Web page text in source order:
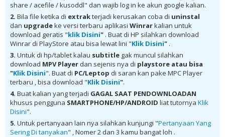
Batch Subtitle Indonesia anibatch, Sengoku Youko Batch Subtitle
Indonesia animeindo, Sengoku Youko Batch Subtitle Indonesia
samehadaku , donwload anime Sengoku Youko Batch Subtitle
Indonesia batch , donwload Sengoku Youko Batch Subtitle Indonesia
sub indo, download Sengoku Youko Batch Subtitle Indonesia batch
google drive, download Sengoku Youko Batch Subtitle Indonesia
batch Mega , donwload Sengoku Youko Batch Subtitle Indonesia MKV
480P , donwload Sengoku Youko Batch Subtitle Indonesia MKV 720P ,
donwload Sengoku Youko Batch Subtitle Indonesia , donwload
Sengoku Youko Batch Subtitle Indonesia anime batch, donwload
Sengoku Youko Batch Subtitle Indonesia sub indo, donwload Sengoku
Youko Batch Subtitle Indonesia , donwload Sengoku Youko Batch
Subtitle Indonesia batch sub indo , download anime Sengoku Youko
Batch Subtitle Indonesia , anime Sengoku Youko Batch Subtitle
Indonesia , download anime mp4 , mkv , 3gp sub indo , download
anime sub indo , download anime sub indo Sengoku Youko Batch
Subtitle Indonesia
share / acefile / kusoddl" dan wajib log in ke akun google kalian.
2. Bila file ketika di extrakterjadi kerusakan coba di uninstal
dan upgradeke versi terbaru aplikasi Winrarkalian untuk
download geratis "klik Disini" . Buat di HP silahkan download
Winrar di PlayStore atau bisa lewat lini "Klik Disini" .
3. Untuk di hp/tablet kalau subtitle gak muncul silahkan
download MPV Player dan sejenis nya di playstore atau bisa
"Klik Disini". Buat di PC/Leptop di saran kan pake MPC Player
terbaru , bisa download "Klik Disini".
4. Buat kalian yang terjadi GAGAL SAAT PENDOWNLOADAN
khusus pengguna SMARTPHONE/HP/ANDROID liat tutornya Klik
Disini".
5. Untuk pertanyaan lain nya silahkan kunjungi "Pertanyaan Yang
Sering Di tanyakan" , Nomer 2 dan 3 kamu bangat loh .